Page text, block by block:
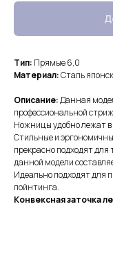
Тип: Прямые 6,0
Материал:Сталь
Описание:Данная
профессиональной
Ножницы удобно лежат в
Стильные и
прекрасно подходят для
данной модели
Идеально подходят для
пойнтинга.
Конвексная заточка